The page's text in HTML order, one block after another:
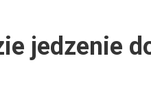
jedzenie